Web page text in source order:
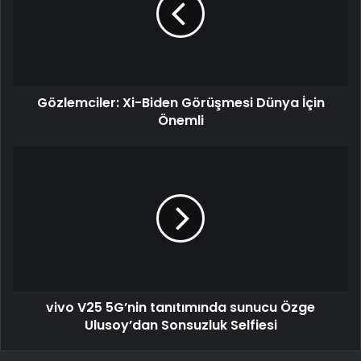
Gözlemciler: Xi-Biden Görüşmesi Dünya İçin
Önemli
vivo V25 5G’nin tanıtımında sunucu Özge
Ulusoy’dan Sonsuzluk Selfiesi